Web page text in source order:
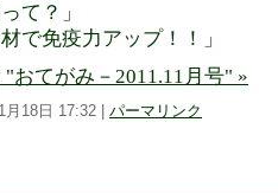
て？」
で免疫力アップ！！」
おてがみ－2011.11月号" »
月18日 17:32 パーマリンク